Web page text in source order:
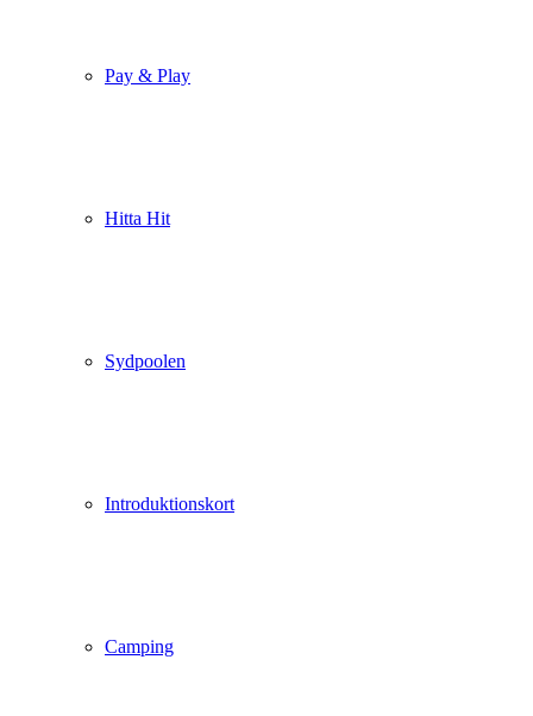
Pay & Play
Hitta Hit
Sydpoolen
Introduktionskort
Camping